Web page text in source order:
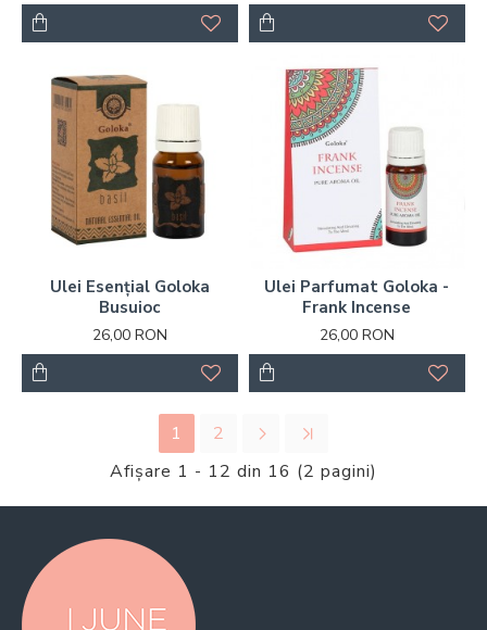
Ulei Esențial Goloka
Busuioc
26,00 RON
Ulei Parfumat Goloka -
Frank Incense
26,00 RON
1
2
Afişare 1 - 12 din 16 (2 pagini)